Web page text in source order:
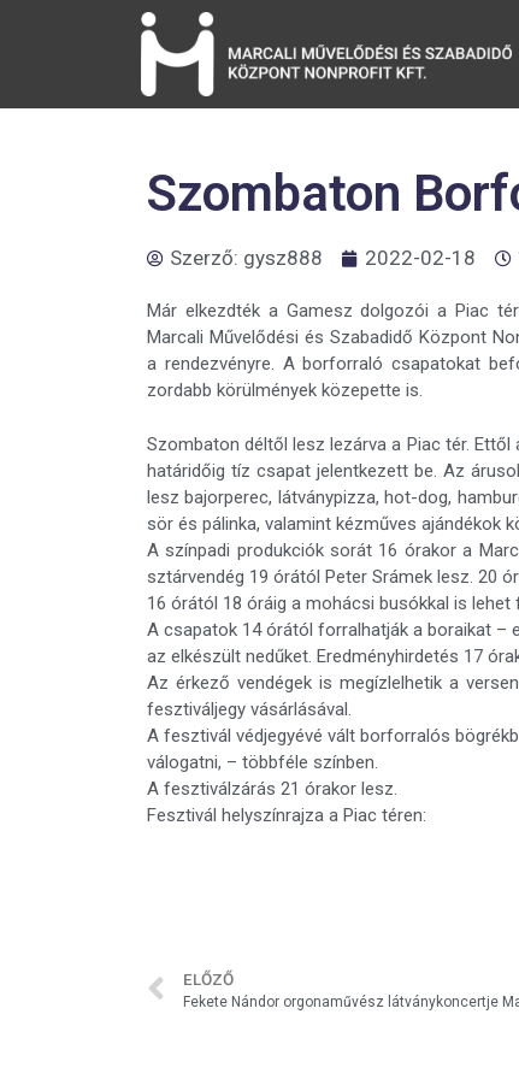
Szombaton
Szerző: gysz888 2022-02-18
Már elkezdték a Gamesz dolgozói a Piac
Marcali Művelődési és Szabadidő Központ
a rendezvényre. A borforraló csapatokat
zordabb körülmények közepette is.
Szombaton déltől lesz lezárva a Piac tér.
határidőig tíz csapat jelentkezett be. Az
lesz bajorperec, látványpizza, hot-dog,
sör és pálinka, valamint kézműves ajándékok
A színpadi produkciók sorát 16 órakor a
sztárvendég 19 órától Peter Srámek lesz. 20
16 órától 18 óráig a mohácsi busókkal is
A csapatok 14 órától forralhatják a boraikat –
az elkészült nedűket. Eredményhirdetés 17
Az érkező vendégek is megízlelhetik a
fesztiváljegy vásárlásával.
A fesztivál védjegyévé vált borforralós
válogatni, – többféle színben.
A fesztiválzárás 21 órakor lesz.
Fesztivál helyszínrajza a Piac téren:
ELŐZŐ
Fekete Nándor orgonaművész látványkoncertje